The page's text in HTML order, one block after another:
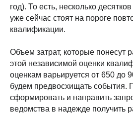
год). То есть, несколько
уже сейчас стоят на пороге
квалификации.
Объем затрат, которые понесут
этой независимой оценки
оценкам варьируется от 650 до
будем предвосхищать события.
сформировать и направить
ведомства в надежде получить
MAX
ПОДКАСТЫ
YOUTUBE